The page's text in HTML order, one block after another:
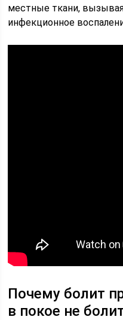
местные ткани,
инфекционное
Почему болит
в покое не